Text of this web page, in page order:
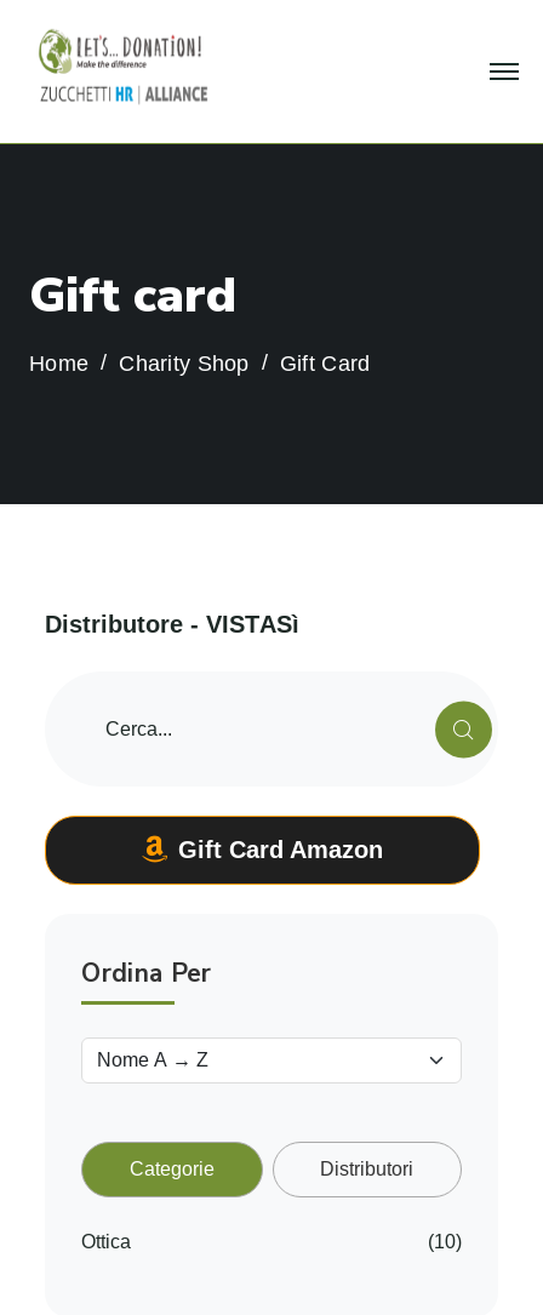
Gift card
Home Charity Shop Gift Card
Distri butore - VISTASì
Gift Card Amazon
Ordina Per
Categorie Distributori
Ottica (10)